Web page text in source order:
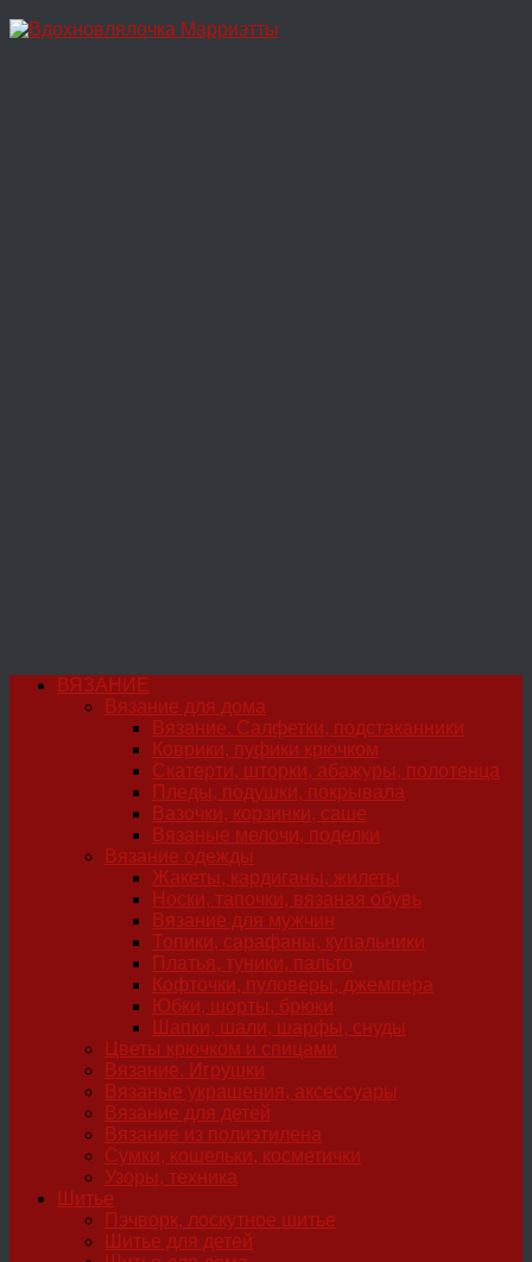
Перейти
ВЯЗАНИЕ
Вязание для дома
Вязание. Салфетки, подстаканники
Коврики, пуфики крючком
Скатерти, шторки, абажуры, полотенца
Пледы, подушки, покрывала
Вазочки, корзинки, саше
Вязаные мелочи, поделки
Вязание одежды
Жакеты, кардиганы, жилеты
Носки, тапочки, вязаная обувь
Вязание для мужчин
Топики, сарафаны, купальники
Платья, туники, пальто
Кофточки, пуловеры, джемпера
Юбки, шорты, брюки
Шапки, шали, шарфы, снуды
Цветы крючком и спицами
Вязание. Игрушки
Вязаные украшения, аксессуары
Вязание для детей
Вязание из полиэтилена
Сумки, кошельки, косметички
Узоры, техника
Шитье
Пэчворк, лоскутное шитье
Шитье для детей